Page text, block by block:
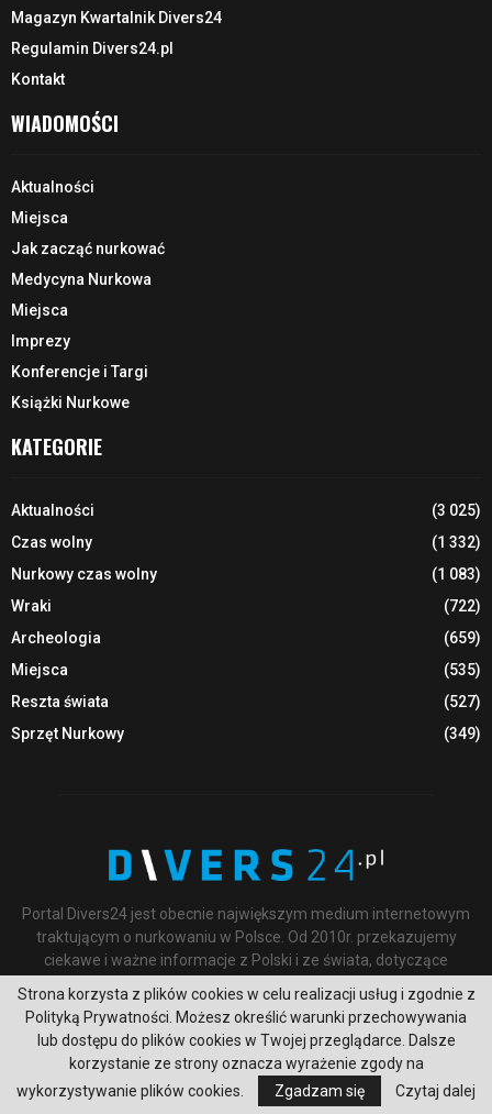
Magazyn Kwartalnik Divers24
Regulamin Divers24.pl
Kontakt
WIADOMOŚCI
Aktualności
Miejsca
Jak zacząć nurkować
Medycyna Nurkowa
Miejsca
Imprezy
Konferencje i Targi
Książki Nurkowe
KATEGORIE
Aktualności
(3 025)
Czas wolny
(1 332)
Nurkowy czas wolny
(1 083)
Wraki
(722)
Archeologia
(659)
Miejsca
(535)
Reszta świata
(527)
Sprzęt Nurkowy
(349)
Portal Divers24 jest obecnie największym medium internetowym
traktującym o nurkowaniu w Polsce. Od 2010r. przekazujemy
ciekawe i ważne informacje z Polski i ze świata, dotyczące
Skontaktuj się:info@divers24.pl
Strona korzysta z plików cookies w celu realizacji usług i zgodnie z
Polityką Prywatności. Możesz określić warunki przechowywania
lub dostępu do plików cookies w Twojej przeglądarce. Dalsze
korzystanie ze strony oznacza wyrażenie zgody na
wykorzystywanie plików cookies.
Zgadzam się Czytaj dalej